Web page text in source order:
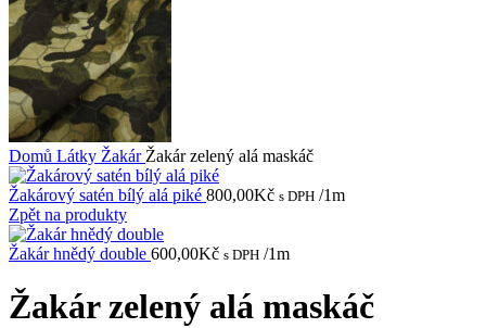
Domů Látky Žakár Žakár zelený alá maskáč
Žakárový satén bílý alá piké 800,00Kč s DPH /1m
Zpět na produkty
Žakár hnědý double 600,00Kč s DPH /1m
Žakár zelený alá maskáč